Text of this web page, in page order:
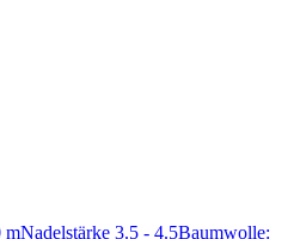
3.5 - 4.5Baumwolle: